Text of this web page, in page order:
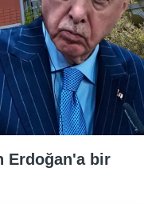
Erdoğan'a bir